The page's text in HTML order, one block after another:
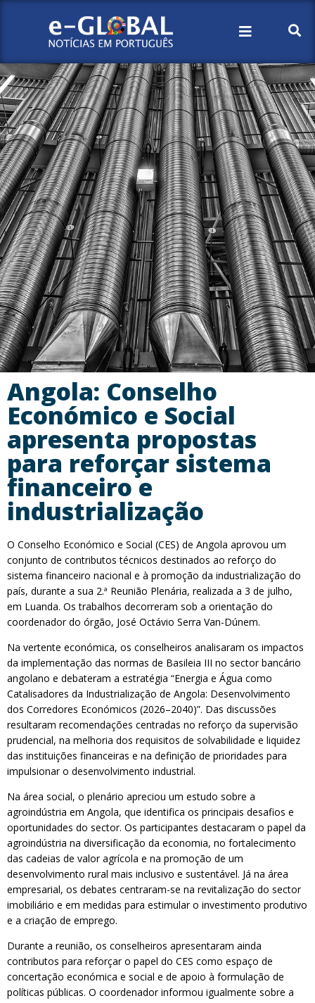
Angola: Conselho
Económico e Social
apresenta propostas
para reforçar sistema
financeiro e
industrialização
O Conselho Económico e Social (CES) de Angola aprovou um
conjunto de contributos técnicos destinados ao reforço do
sistema financeiro nacional e à promoção da industrialização do
país, durante a sua 2.ª Reunião Plenária, realizada a 3 de julho,
em Luanda. Os trabalhos decorreram sob a orientação do
coordenador do órgão, José Octávio Serra Van-Dúnem.
Na vertente económica, os conselheiros analisaram os impactos
da implementação das normas de Basileia III no sector bancário
angolano e debateram a estratégia “Energia e Água como
Catalisadores da Industrialização de Angola: Desenvolvimento
dos Corredores Económicos (2026–2040)”. Das discussões
resultaram recomendações centradas no reforço da supervisão
prudencial, na melhoria dos requisitos de solvabilidade e liquidez
das instituições financeiras e na definição de prioridades para
impulsionar o desenvolvimento industrial.
Na área social, o plenário apreciou um estudo sobre a
agroindústria em Angola, que identifica os principais desafios e
oportunidades do sector. Os participantes destacaram o papel da
agroindústria na diversificação da economia, no fortalecimento
das cadeias de valor agrícola e na promoção de um
desenvolvimento rural mais inclusivo e sustentável. Já na área
empresarial, os debates centraram-se na revitalização do sector
imobiliário e em medidas para estimular o investimento produtivo
e a criação de emprego.
Durante a reunião, os conselheiros apresentaram ainda
contributos para reforçar o papel do CES como espaço de
concertação económica e social e de apoio à formulação de
políticas públicas. O coordenador informou igualmente sobre a